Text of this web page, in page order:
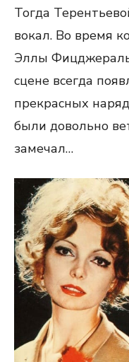
Тогда
вокал. Во время
Эллы
сцене всегда
прекрасных
были довольно
замечал…